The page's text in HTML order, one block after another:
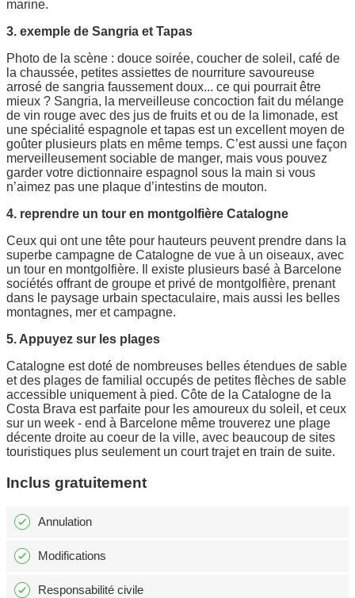
marine.
3. exemple de Sangria et Tapas
Photo de la scène : douce soirée, coucher de soleil, café de
la chaussée, petites assiettes de nourriture savoureuse
arrosé de sangria faussement doux... ce qui pourrait être
mieux ? Sangria, la merveilleuse concoction fait du mélange
de vin rouge avec des jus de fruits et ou de la limonade, est
une spécialité espagnole et tapas est un excellent moyen de
goûter plusieurs plats en même temps. C’est aussi une façon
merveilleusement sociable de manger, mais vous pouvez
garder votre dictionnaire espagnol sous la main si vous
n’aimez pas une plaque d’intestins de mouton.
4. reprendre un tour en montgolfière Catalogne
Ceux qui ont une tête pour hauteurs peuvent prendre dans la
superbe campagne de Catalogne de vue à un oiseaux, avec
un tour en montgolfière. Il existe plusieurs basé à Barcelone
sociétés offrant de groupe et privé de montgolfière, prenant
dans le paysage urbain spectaculaire, mais aussi les belles
montagnes, mer et campagne.
5. Appuyez sur les plages
Catalogne est doté de nombreuses belles étendues de sable
et des plages de familial occupés de petites flèches de sable
accessible uniquement à pied. Côte de la Catalogne de la
Costa Brava est parfaite pour les amoureux du soleil, et ceux
sur un week - end à Barcelone même trouverez une plage
décente droite au coeur de la ville, avec beaucoup de sites
touristiques plus seulement un court trajet en train de suite.
Inclus gratuitement
Annulation
Modifications
Responsabilité civile